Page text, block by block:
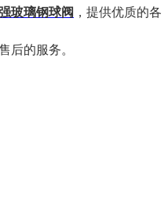
玻璃钢球阀 ，提供优质的各
后的服务。